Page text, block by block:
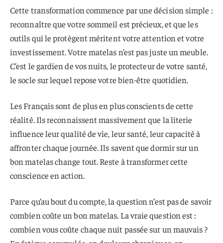
Cette transformation commence par une décision simple :
reconnaître que votre sommeil est précieux, et que les
outils qui le protègent méritent votre attention et votre
investissement. Votre matelas n’est pas juste un meuble.
C’est le gardien de vos nuits, le protecteur de votre santé,
le socle sur lequel repose votre bien-être quotidien.
Les Français sont de plus en plus conscients de cette
réalité. Ils reconnaissent massivement que la literie
influence leur qualité de vie, leur santé, leur capacité à
affronter chaque journée. Ils savent que dormir sur un
bon matelas change tout. Reste à transformer cette
conscience en action.
Parce qu’au bout du compte, la question n’est pas de savoir
combien coûte un bon matelas. La vraie question est :
combien vous coûte chaque nuit passée sur un mauvais ?